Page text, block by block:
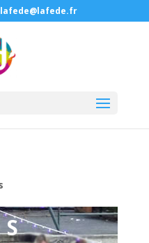
lafede@lafede.fr